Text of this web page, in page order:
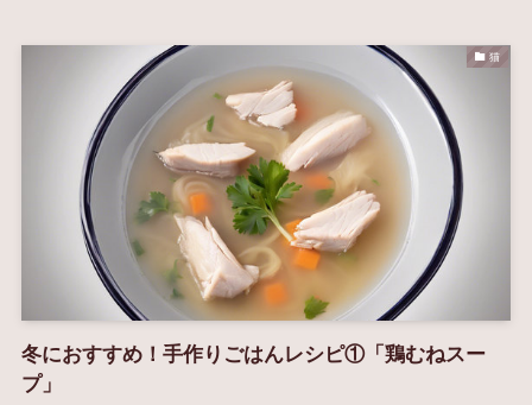
猫
冬におすすめ！手作りごはんレシピ①「鶏むねスー
プ」